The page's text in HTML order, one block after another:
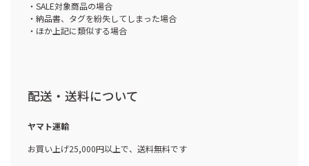
・SALE対象商品の場合
・納品書、タグを紛失してしまった場合
・ほか上記に類似する場合
配送・送料について
ヤマト運輸
お買い上げ25,000円以上で、送料無料です